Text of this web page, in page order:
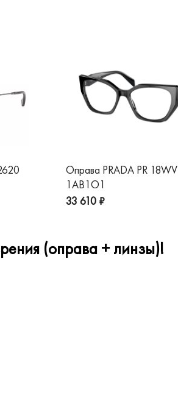
Оправа PRADA PR 18WV
1AB1O1
33 610 ₽
(оправа + линзы)!